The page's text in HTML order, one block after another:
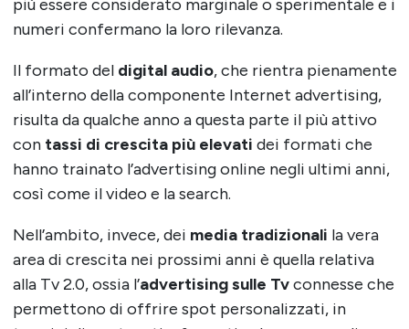
più essere considerato marginale o sperimentale e i
numeri confermano la loro rilevanza.
Il formato del digital audio, che rientra pienamente
all’interno della componente Internet advertising,
risulta da qualche anno a questa parte il più attivo
con tassi di crescita più elevati dei formati che
hanno trainato l’advertising online negli ultimi anni,
così come il video e la search.
Nell’ambito, invece, dei media tradizionali la vera
area di crescita nei prossimi anni è quella relativa
alla Tv 2.0, ossia l’advertising sulle Tvconnesse che
permettono di offrire spot personalizzati, in